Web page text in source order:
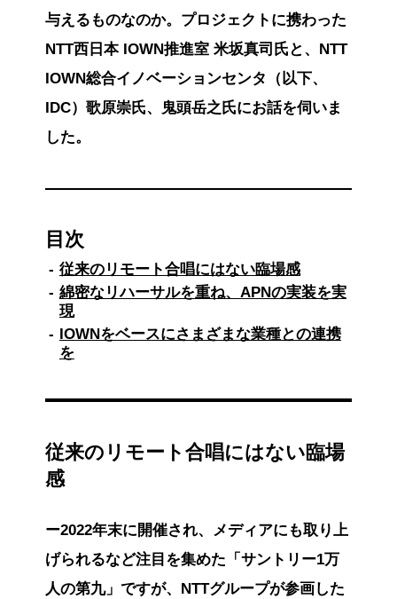
与えるものなのか。プロジェクトに携わった
NTT西日本 IOWN推進室 米坂真司氏と、NTT
IOWN総合イノベーションセンタ（以下、
IDC）歌原崇氏、鬼頭岳之氏にお話を伺いま
した。
目次
従来のリモート合唱にはない臨場感
綿密なリハーサルを重ね、APNの実装を実
現
IOWNをベースにさまざまな業種との連携
を
従来のリモート合唱にはない臨場
感
ー2022年末に開催され、メディアにも取り上
げられるなど注目を集めた「サントリー1万
人の第九」ですが、NTTグループが参画した